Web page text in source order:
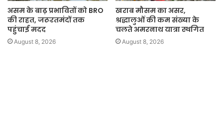
असम के बाढ़ प्रभावितों को BRO
की राहत, जरूरतमंदों तक
पहुंचाई मदद
August 8, 2026
खराब मौसम का असर,
श्रद्धालुओं की कम संख्या के
चलते अमरनाथ यात्रा स्थगित
August 8, 2026